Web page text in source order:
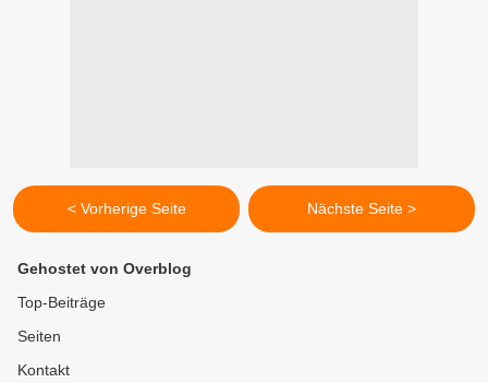
< Vorherige Seite Nächste Seite >
Gehostet von Overblog
Top-Beiträge
Seiten
Kontakt